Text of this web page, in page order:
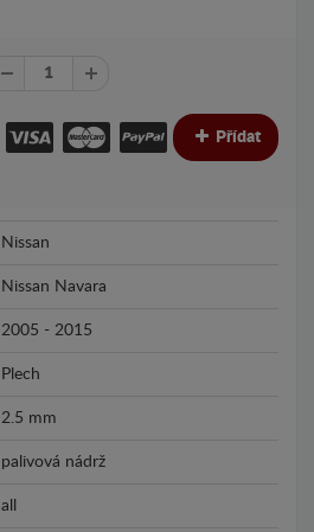
Přídat
Nissan
Nissan Navara
2005 - 2015
Plech
2.5 mm
palivová nádrž
all